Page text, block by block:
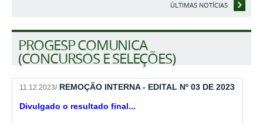
ÚLTIMAS NOTÍCIAS
PROGESP COMUNICA
(CONCURSOS E SELEÇÕES)
11.12.2023/REMOÇÃO INTERNA - EDITAL Nº 03 DE 2023
Divulgado o resultado final...